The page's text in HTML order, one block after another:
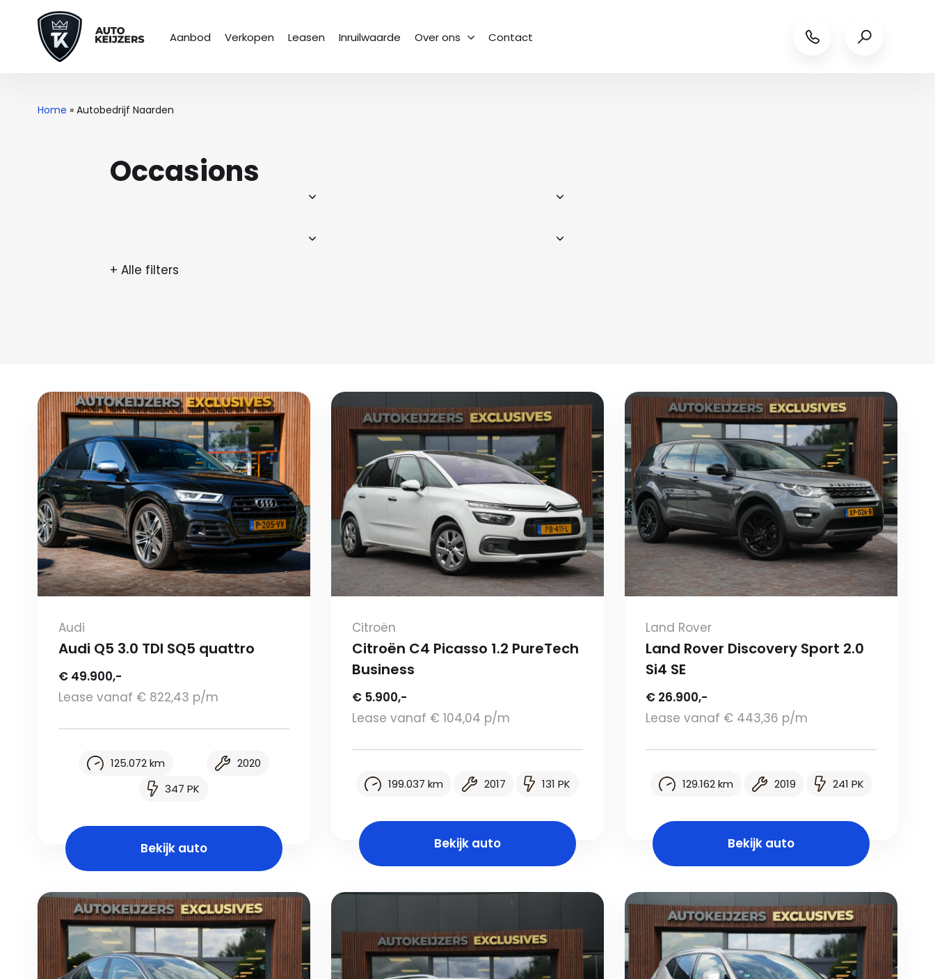
Aanbod Verkopen Leasen Inruilwaarde Over ons Contact
Home » Autobedrijf Naarden
Occasions
+ Alle filters
Audi
Audi Q5 3.0 TDI SQ5 quattro
€ 49.900,-
Lease vanaf € 822,43 p/m
125.072 km
2020
347 PK
Bekijk auto
Citroën
Citroën C4 Picasso 1.2 PureTech
Business
€ 5.900,-
Lease vanaf € 104,04 p/m
199.037 km 2017 131 PK
Bekijk auto
Land Rover
Land Rover Discovery Sport 2.0
Si4 SE
€ 26.900,-
Lease vanaf € 443,36 p/m
129.162 km 2019 241 PK
Bekijk auto